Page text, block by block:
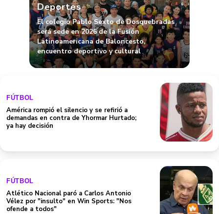
Deportes
El colegio Pablo Sexto de Dosquebradas
será sede en 2026 de la Fusión
Latinoamericana de Baloncesto,
encuentro deportivo y cultural
FÚTBOL
América rompió el silencio y se refirió a
demandas en contra de Yhormar Hurtado;
ya hay decisión
FÚTBOL
Atlético Nacional paró a Carlos Antonio
Vélez por "insulto" en Win Sports: "Nos
ofende a todos"